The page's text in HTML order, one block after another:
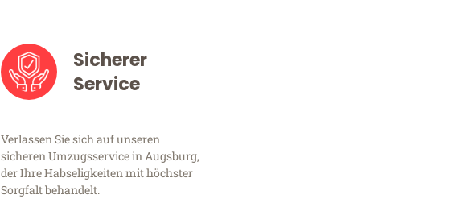
Sicherer
Service
Verlassen Sie sich auf unseren
sicheren Umzugsservice in Augsburg,
der Ihre Habseligkeiten mit höchster
Sorgfalt behandelt.